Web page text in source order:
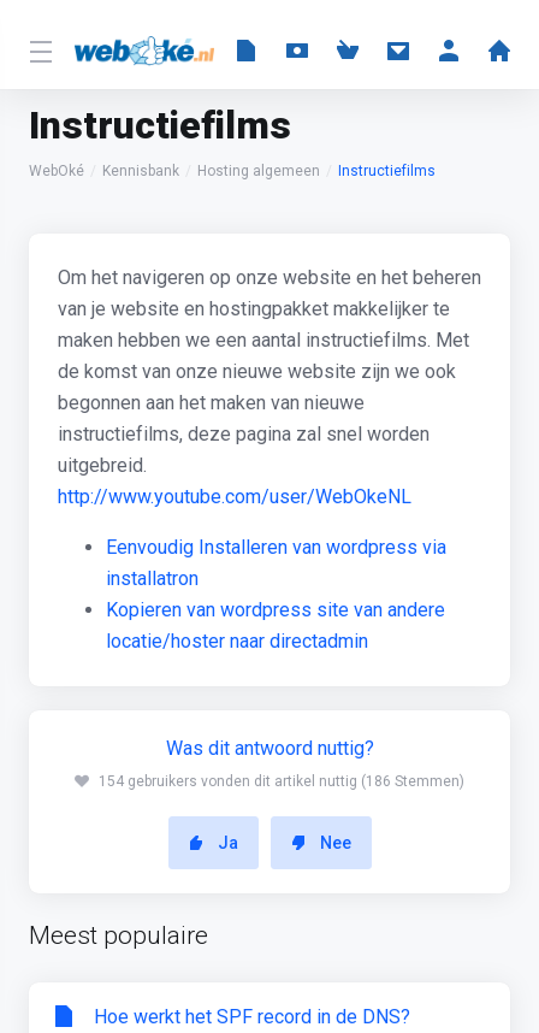
Instructiefilms
WebOké Kennisbank Hosting algemeen Instructiefilms
Om het navigeren op onze website en het beheren
van je website en hostingpakket makkelijker te
maken hebben we een aantal instructiefilms. Met
de komst van onze nieuwe website zijn we ook
begonnen aan het maken van nieuwe
instructiefilms, deze pagina zal snel worden
uitgebreid.
http://www.youtube.com/user/WebOkeNL
Eenvoudig Installeren van wordpress via
installatron
Kopieren van wordpress site van andere
locatie/hoster naar directadmin
Was dit antwoord nuttig?
154 gebruikers vonden dit artikel nuttig (186 Stemmen)
Ja Nee
Meest populaire
Hoe werkt het SPF record in de DNS?